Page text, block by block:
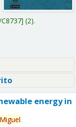
(2).
energy in
Miguel.